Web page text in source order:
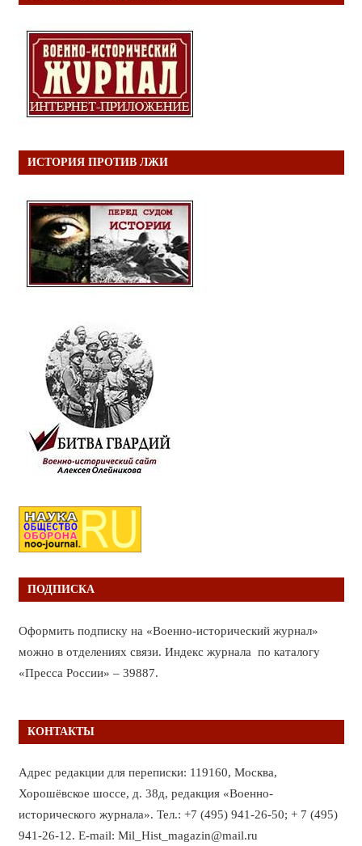
ИСТОРИЯ ПРОТИВ ЛЖИ
ПОДПИСКА
Оформить подписку на «Военно-исторический журнал»
можно в отделениях связи. Индекс журнала по каталогу
«Пресса России» – 39887.
КОНТАКТЫ
Адрес редакции для переписки: 119160, Москва,
Хорошёвское шоссе, д. 38д, редакция «Военно-
исторического журнала». Тел.: +7 (495) 941-26-50; + 7 (495)
941-26-12. E-mail: Mil_Hist_magazin@mail.ru